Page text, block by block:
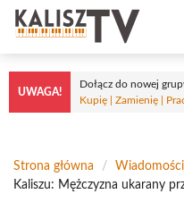
Przejdź
treści
UWAGA!
Dołącz do nowej
Kupię | Zamienię |
Strona główna / Wiadomości
Kaliszu: Mężczyzna ukarany